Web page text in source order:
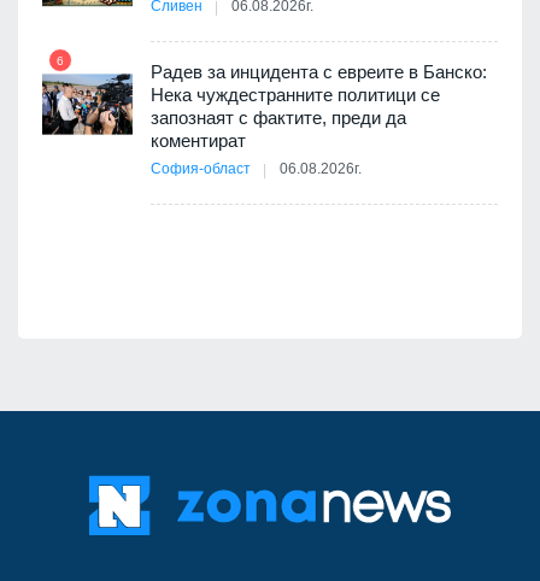
Сливен 06.08.2026г.
6
Радев за инцидента с евреите в Банско:
Нека чуждестранните политици се
запознаят с фактите, преди да
коментират
София-област 06.08.2026г.